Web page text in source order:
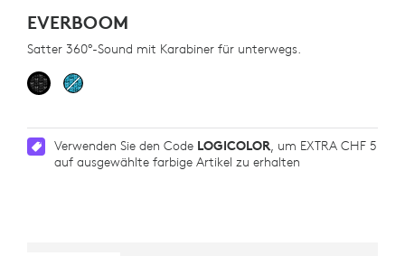
EVERBOOM
Satter 360°-Sound mit Karabiner für unterwegs.
Verwenden Sie den Code LOGICOLOR, um EXTRA CHF 5
auf ausgewählte farbige Artikel zu erhalten